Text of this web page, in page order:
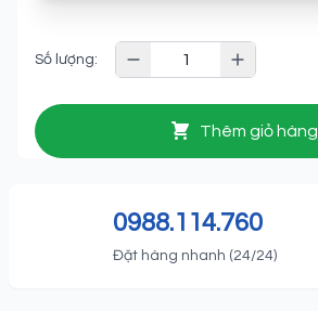
Số lượng:
Thêm giỏ hàng
0988.114.760
Đặt hàng nhanh (24/24)